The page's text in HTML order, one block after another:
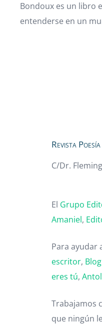
Bondoux es un libro
entenderse en un
Revista
C/Dr.
El Grupo
Amaniel,
Para ayudar
escritor,
eres tú,
Trabajamos
que ningún